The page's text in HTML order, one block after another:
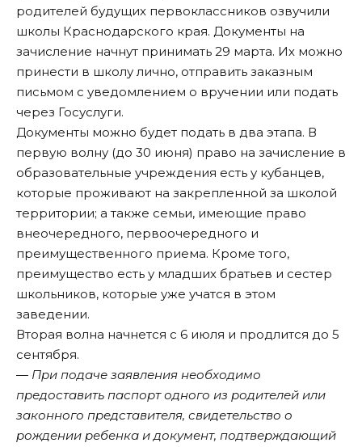
родителей будущих первоклассников озвучили
школы Краснодарского края. Документы на
зачисление начнут принимать 29 марта. Их можно
принести в школу лично, отправить заказным
письмом с уведомлением о вручении или подать
через Госуслуги.
Документы можно будет подать в два этапа. В
первую волну (до 30 июня) право на зачисление в
образовательные учреждения есть у кубанцев,
которые проживают на закрепленной за школой
территории; а также семьи, имеющие право
внеочередного, первоочередного и
преимущественного приема. Кроме того,
преимущество есть у младших братьев и сестер
школьников, которые уже учатся в этом
заведении.
Вторая волна начнется с 6 июля и продлится до 5
сентября.
― При подаче заявления необходимо
предоставить паспорт одного из родителей или
законного представителя, свидетельство о
рождении ребенка и документ, подтверждающий